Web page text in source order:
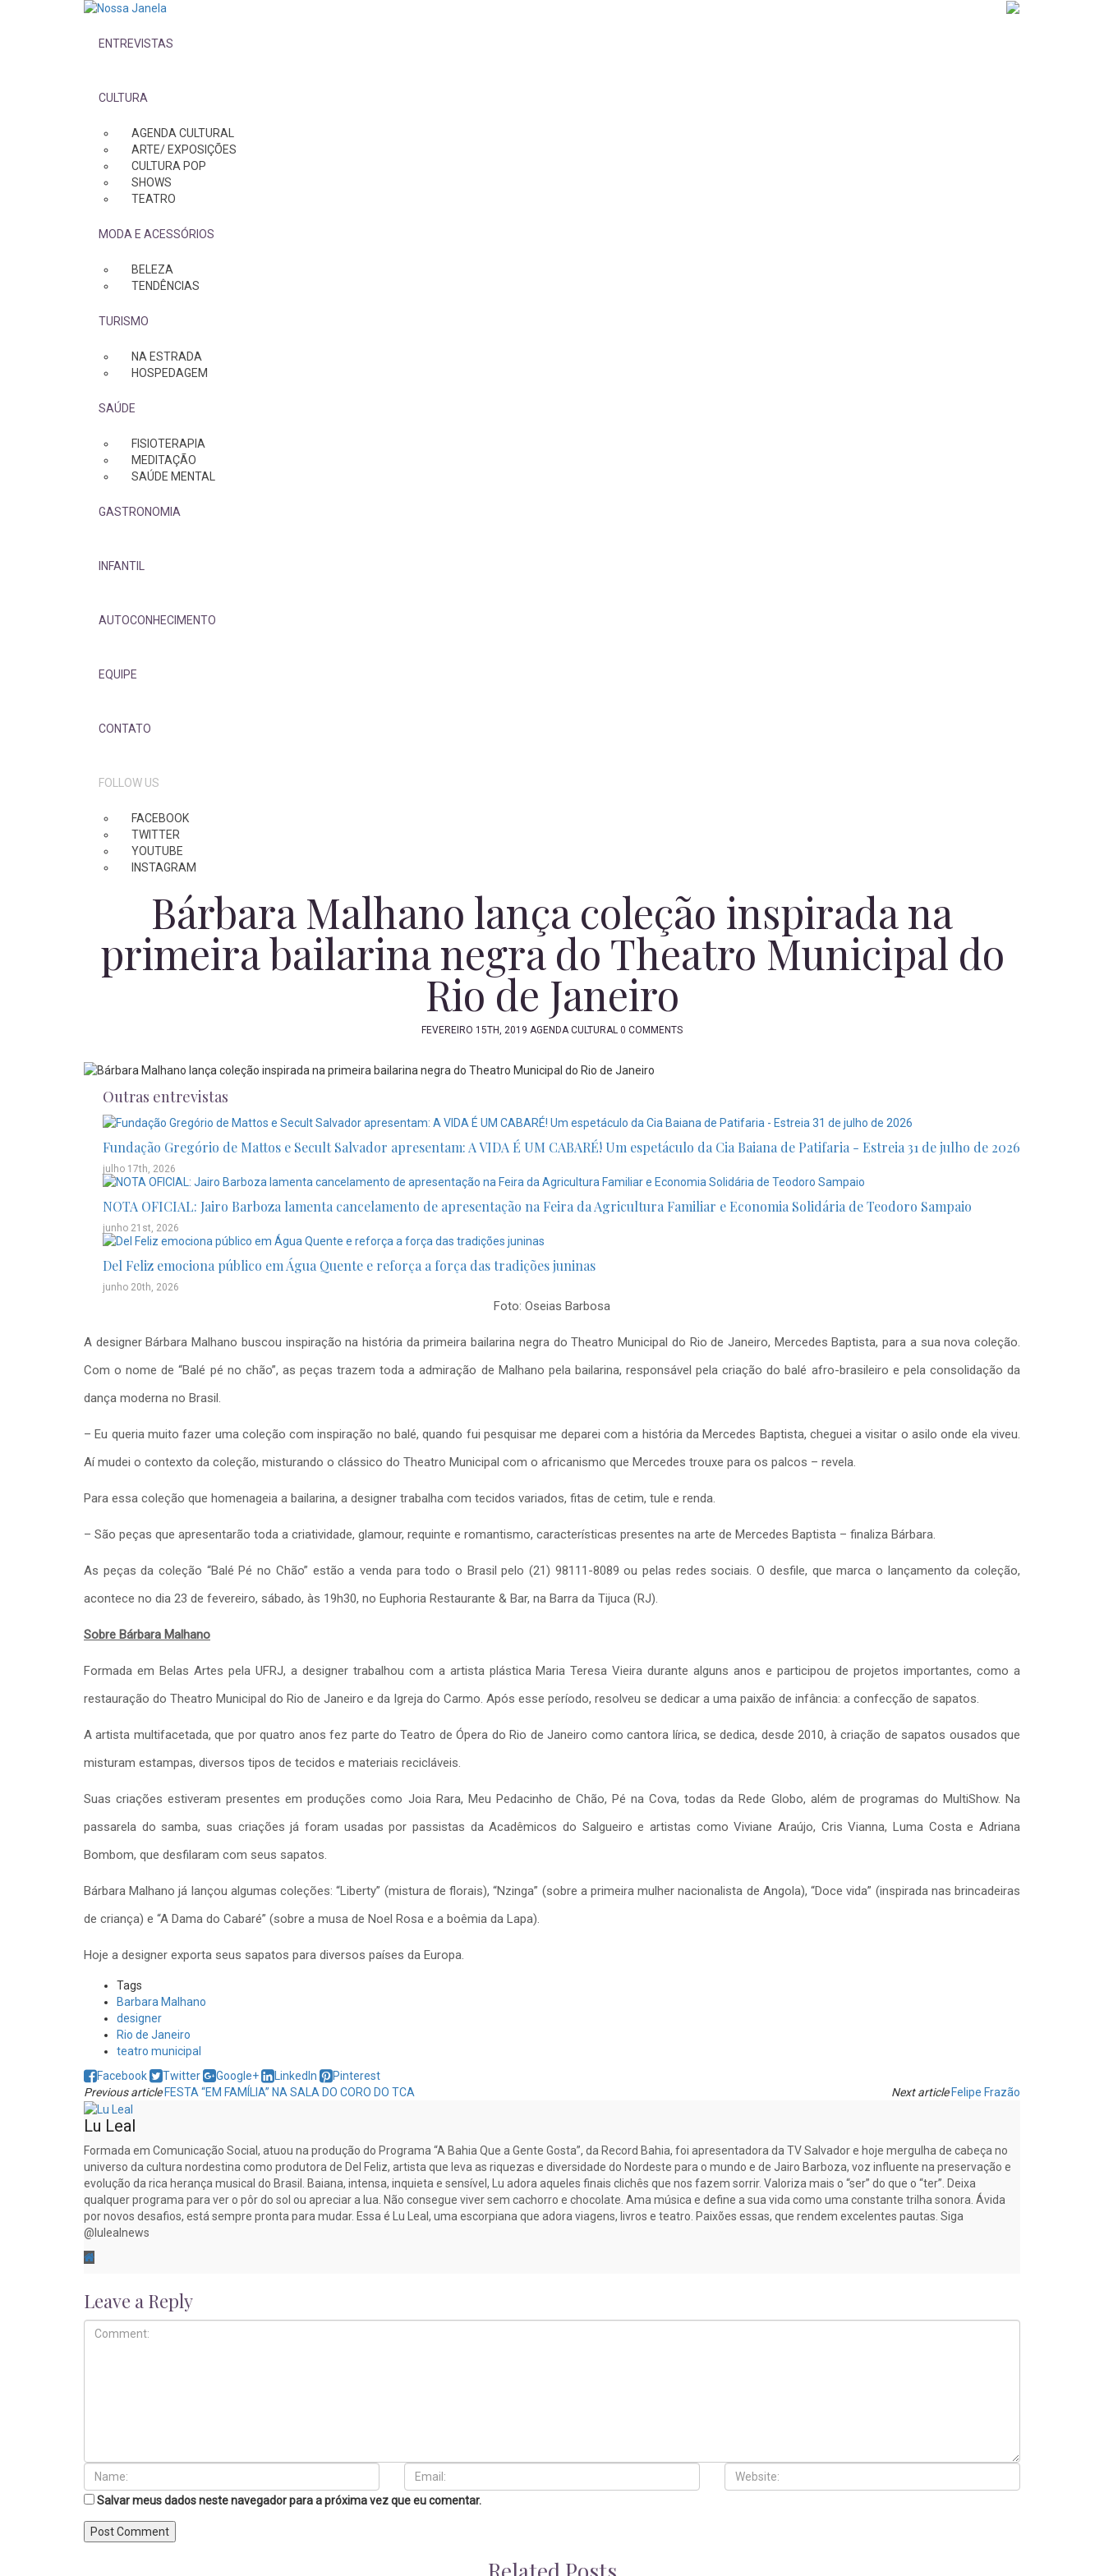
ENTREVISTAS
CULTURA
AGENDA CULTURAL
ARTE/ EXPOSIÇÕES
CULTURA POP
SHOWS
TEATRO
MODA E ACESSÓRIOS
BELEZA
TENDÊNCIAS
TURISMO
NA ESTRADA
HOSPEDAGEM
SAÚDE
FISIOTERAPIA
MEDITAÇÃO
SAÚDE MENTAL
GASTRONOMIA
INFANTIL
AUTOCONHECIMENTO
EQUIPE
CONTATO
FOLLOW US
FACEBOOK
TWITTER
YOUTUBE
INSTAGRAM
Bárbara Malhano lança coleção inspirada na
primeira bailarina negra do Theatro Municipal do
Rio de Janeiro
FEVEREIRO 15TH, 2019 AGENDA CULTURAL 0 COMMENTS
Outras entrevistas
Fundação Gregório de Mattos e Secult Salvador apresentam: A VIDA É UM CABARÉ! Um espetáculo da Cia Baiana de Patifaria - Estreia 31 de julho de 2026
julho 17th, 2026
NOTA OFICIAL: Jairo Barboza lamenta cancelamento de apresentação na Feira da Agricultura Familiar e Economia Solidária de Teodoro Sampaio
junho 21st, 2026
Del Feliz emociona público em Água Quente e reforça a força das tradições juninas
junho 20th, 2026
Foto: Oseias Barbosa
A designer Bárbara Malhano buscou inspiração na história da primeira bailarina negra do Theatro Municipal do Rio de Janeiro, Mercedes Baptista, para a sua nova coleção.
Com o nome de “Balé pé no chão”, as peças trazem toda a admiração de Malhano pela bailarina, responsável pela criação do balé afro-brasileiro e pela consolidação da
dança moderna no Brasil.
– Eu queria muito fazer uma coleção com inspiração no balé, quando fui pesquisar me deparei com a história da Mercedes Baptista, cheguei a visitar o asilo onde ela viveu.
Aí mudei o contexto da coleção, misturando o clássico do Theatro Municipal com o africanismo que Mercedes trouxe para os palcos – revela.
Para essa coleção que homenageia a bailarina, a designer trabalha com tecidos variados, fitas de cetim, tule e renda.
– São peças que apresentarão toda a criatividade, glamour, requinte e romantismo, características presentes na arte de Mercedes Baptista – finaliza Bárbara.
As peças da coleção “Balé Pé no Chão” estão a venda para todo o Brasil pelo (21) 98111-8089 ou pelas redes sociais. O desfile, que marca o lançamento da coleção,
acontece no dia 23 de fevereiro, sábado, às 19h30, no Euphoria Restaurante & Bar, na Barra da Tijuca (RJ).
Sobre Bárbara Malhano
Formada em Belas Artes pela UFRJ, a designer trabalhou com a artista plástica Maria Teresa Vieira durante alguns anos e participou de projetos importantes, como a
restauração do Theatro Municipal do Rio de Janeiro e da Igreja do Carmo. Após esse período, resolveu se dedicar a uma paixão de infância: a confecção de sapatos.
A artista multifacetada, que por quatro anos fez parte do Teatro de Ópera do Rio de Janeiro como cantora lírica, se dedica, desde 2010, à criação de sapatos ousados que
misturam estampas, diversos tipos de tecidos e materiais recicláveis.
Suas criações estiveram presentes em produções como Joia Rara, Meu Pedacinho de Chão, Pé na Cova, todas da Rede Globo, além de programas do MultiShow. Na
passarela do samba, suas criações já foram usadas por passistas da Acadêmicos do Salgueiro e artistas como Viviane Araújo, Cris Vianna, Luma Costa e Adriana
Bombom, que desfilaram com seus sapatos.
Bárbara Malhano já lançou algumas coleções: “Liberty” (mistura de florais), “Nzinga” (sobre a primeira mulher nacionalista de Angola), “Doce vida” (inspirada nas brincadeiras
de criança) e “A Dama do Cabaré” (sobre a musa de Noel Rosa e a boêmia da Lapa).
Hoje a designer exporta seus sapatos para diversos países da Europa.
Tags
Barbara Malhano
designer
Rio de Janeiro
teatro municipal
Facebook
Twitter Google+ LinkedIn
Pinterest
Previous article FESTA “EM FAMÍLIA” NA SALA DO CORO DO TCA Next article Felipe Frazão
Lu Leal
Formada em Comunicação Social, atuou na produção do Programa “A Bahia Que a Gente Gosta”, da Record Bahia, foi apresentadora da TV Salvador e hoje mergulha de cabeça no
universo da cultura nordestina como produtora de Del Feliz, artista que leva as riquezas e diversidade do Nordeste para o mundo e de Jairo Barboza, voz influente na preservação e
evolução da rica herança musical do Brasil. Baiana, intensa, inquieta e sensível, Lu adora aqueles finais clichês que nos fazem sorrir. Valoriza mais o “ser” do que o “ter”. Deixa
qualquer programa para ver o pôr do sol ou apreciar a lua. Não consegue viver sem cachorro e chocolate. Ama música e define a sua vida como uma constante trilha sonora. Ávida
por novos desafios, está sempre pronta para mudar. Essa é Lu Leal, uma escorpiana que adora viagens, livros e teatro. Paixões essas, que rendem excelentes pautas. Siga
@lulealnews
Leave a Reply
Salvar meus dados neste navegador para a próxima vez que eu comentar.